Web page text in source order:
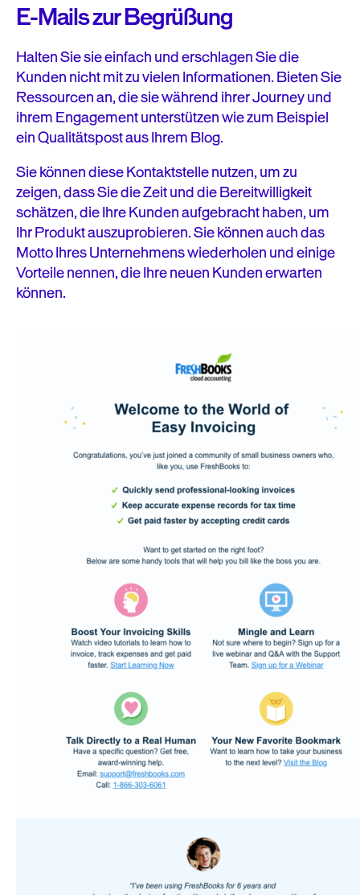
E-Mails zur Begrüßung
Halten Sie sie einfach und erschlagen Sie die
Kunden nicht mit zu vielen Informationen. Bieten Sie
Ressourcen an, die sie während ihrer Journey und
ihrem Engagement unterstützen wie zum Beispiel
ein Qualitätspost aus Ihrem Blog.
Sie können diese Kontaktstelle nutzen, um zu
zeigen, dass Sie die Zeit und die Bereitwilligkeit
schätzen, die Ihre Kunden aufgebracht haben, um
Ihr Produkt auszuprobieren. Sie können auch das
Motto Ihres Unternehmens wiederholen und einige
Vorteile nennen, die Ihre neuen Kunden erwarten
können.